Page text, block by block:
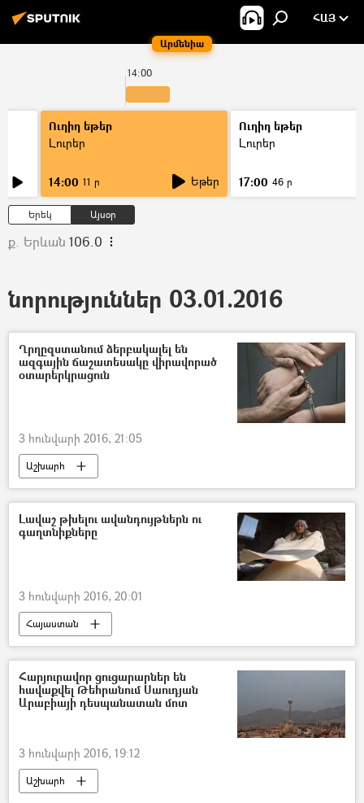
Արմենիա
ՀԱՅ
14:00
Ուղիղ եթեր
Լուրեր
14:00 11 ր Եթեր
Ուղիղ եթեր
Լուրեր
17:00 46 ր
Երեկ Այսօր
ք. Երևան 106.0
նորություններ 03.01.2016
Ղրղըզստանում ձերբակալել են
ազգային ճաշատեսակը վիրավորած
օտարերկրացուն
3 հունվարի 2016, 21:05
Աշխարհ
Լավաշ թխելու ավանդույթներն ու
գաղտնիքները
3 հունվարի 2016, 20:01
Հայաստան
Հարյուրավոր ցուցարարներ են
հավաքվել Թեհրանում Սաուդյան
Արաբիայի դեսպանատան մոտ
3 հունվարի 2016, 19:12
Աշխարհ